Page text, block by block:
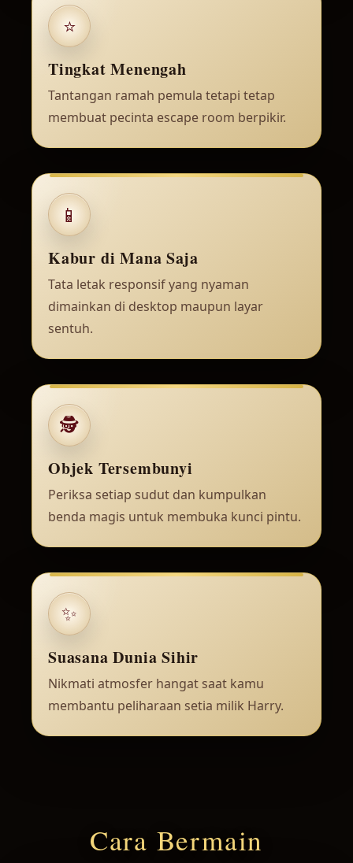
⭐
Tingkat Menengah
Tantangan ramah pemula tetapi tetap
membuat pecinta escape room berpikir.
📱
Kabur di Mana Saja
Tata letak responsif yang nyaman
dimainkan di desktop maupun layar
sentuh.
🕵️
Objek Tersembunyi
Periksa setiap sudut dan kumpulkan
benda magis untuk membuka kunci pintu.
✨
Suasana Dunia Sihir
Nikmati atmosfer hangat saat kamu
membantu peliharaan setia milik Harry.
Cara Bermain